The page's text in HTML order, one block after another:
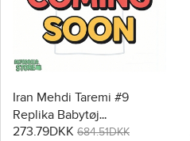
Iran Mehdi Taremi #9
Replika Babytøj
Hjemmebanesæt Børn VM
273.79DKK 684.51DKK